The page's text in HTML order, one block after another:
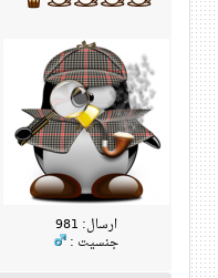
ارسال: 981
جنسیت :